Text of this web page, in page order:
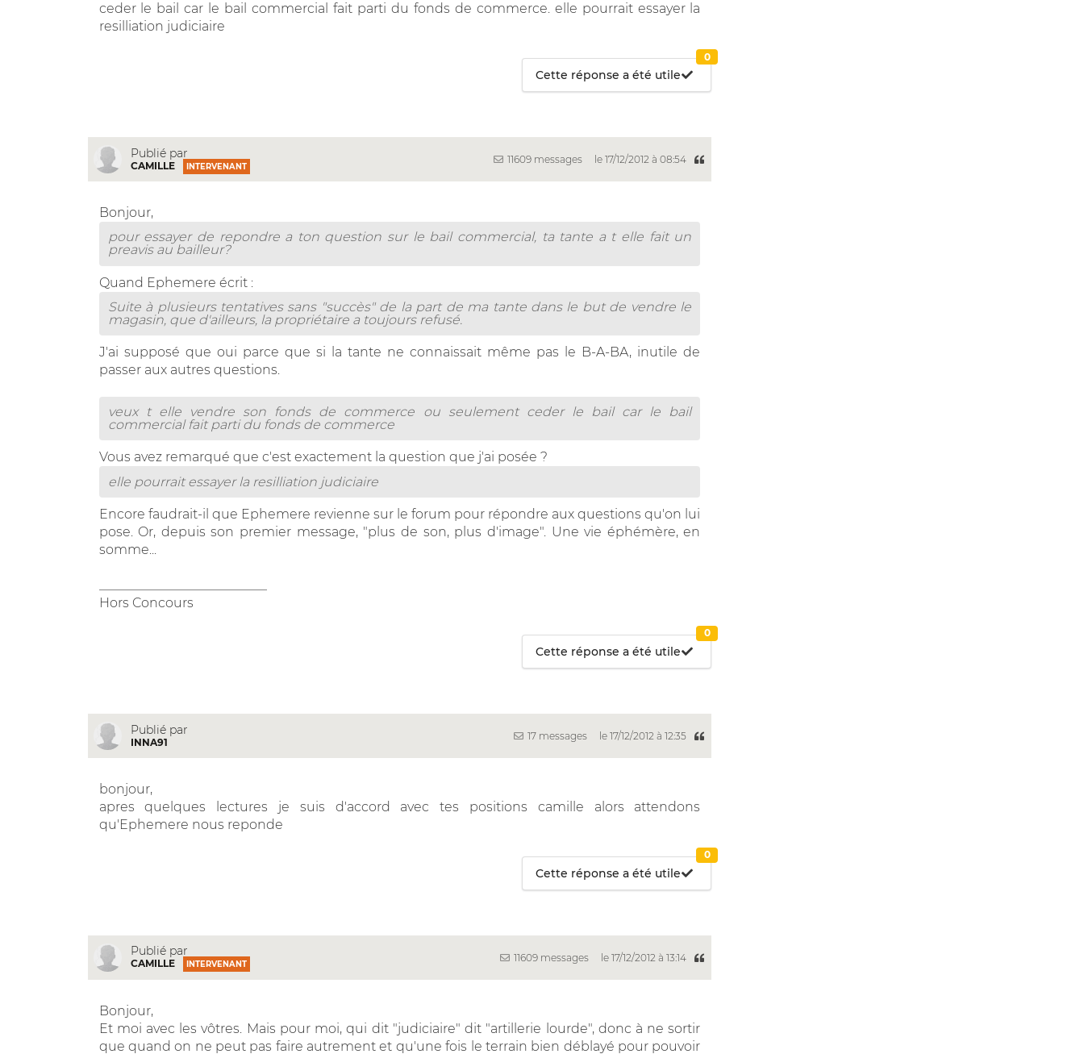
ceder le bail car le bail commercial fait parti du fonds de commerce. elle pourrait essayer la
resilliation judiciaire
Cette réponse a été utile
0
Publié par
CAMILLE INTERVENANT
11609 messages le 17/12/2012 à 08:54
Bonjour,
pour essayer de repondre a ton question sur le bail commercial, ta tante a t elle fait un
preavis au bailleur?
Quand Ephemere écrit :
Suite à plusieurs tentatives sans "succès" de la part de ma tante dans le but de vendre le
magasin, que d'ailleurs, la propriétaire a toujours refusé.
J'ai supposé que oui parce que si la tante ne connaissait même pas le B-A-BA, inutile de
passer aux autres questions.
veux t elle vendre son fonds de commerce ou seulement ceder le bail car le bail
commercial fait parti du fonds de commerce
Vous avez remarqué que c'est exactement la question que j'ai posée ?
elle pourrait essayer la resilliation judiciaire
Encore faudrait-il que Ephemere revienne sur le forum pour répondre aux questions qu'on lui
pose. Or, depuis son premier message, "plus de son, plus d'image". Une vie éphémère, en
somme...
Hors Concours
Cette réponse a été utile
0
Publié par
INNA91
17 messages le 17/12/2012 à 12:35
bonjour,
apres quelques lectures je suis d'accord avec tes positions camille alors attendons
qu'Ephemere nous reponde
Cette réponse a été utile
0
Publié par
CAMILLE INTERVENANT
11609 messages le 17/12/2012 à 13:14
Bonjour,
Et moi avec les vôtres. Mais pour moi, qui dit "judiciaire" dit "artillerie lourde", donc à ne sortir
que quand on ne peut pas faire autrement et qu'une fois le terrain bien déblayé pour pouvoir